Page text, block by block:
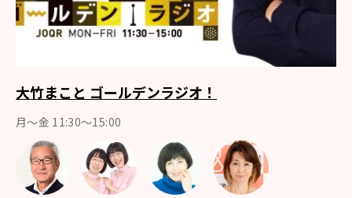
大竹まこと ゴールデンラジオ！
月〜金 11:30～15:00